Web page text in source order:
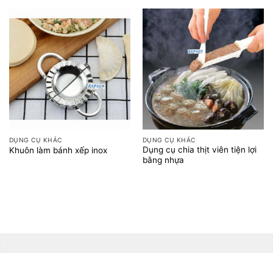
DỤNG CỤ KHÁC
Khuôn làm bánh xếp inox
DỤNG CỤ KHÁC
Dụng cụ chia thịt viên tiện lợi
bằng nhựa